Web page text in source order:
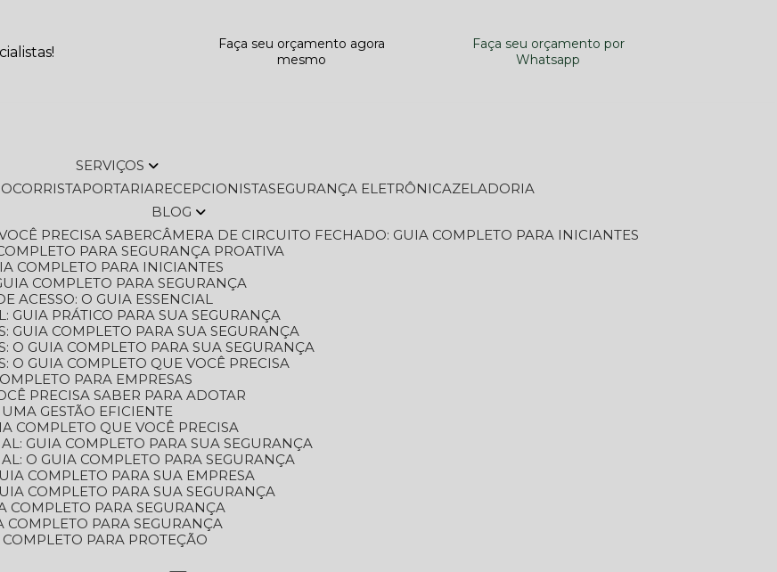
Faça seu orçamento agora
mesmo
Faça seu orçamento por
Whatsapp
SERVIÇOS
PORTARIA RECEPCIONISTA SEGURANÇA ELETRÔNICA
ZELADORIA
BLOG
PRECISA SABER
CÂMERA DE CIRCUITO FECHADO: GUIA COMPLETO PARA INICIANTES
PARA SEGURANÇA PROATIVA
COMPLETO PARA INICIANTES
COMPLETO PARA SEGURANÇA
ACESSO: O GUIA ESSENCIAL
GUIA PRÁTICO PARA SUA SEGURANÇA
GUIA COMPLETO PARA SUA SEGURANÇA
O GUIA COMPLETO PARA SUA SEGURANÇA
O GUIA COMPLETO QUE VOCÊ PRECISA
PARA EMPRESAS
PRECISA SABER PARA ADOTAR
GESTÃO EFICIENTE
COMPLETO QUE VOCÊ PRECISA
GUIA COMPLETO PARA SUA SEGURANÇA
O GUIA COMPLETO PARA SEGURANÇA
COMPLETO PARA SUA EMPRESA
COMPLETO PARA SUA SEGURANÇA
COMPLETO PARA SEGURANÇA
COMPLETO PARA SEGURANÇA
PARA PROTEÇÃO